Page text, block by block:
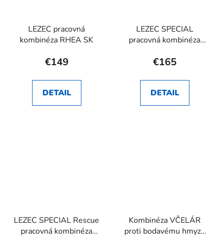
LEZEC pracovná
kombinéza RHEA SK
€149
DETAIL
LEZEC SPECIAL
pracovná kombinéza
€165
DETAIL
LEZEC SPECIAL Rescue
pracovná kombinéza
Kombinéza VČELÁR
proti bodavému hmyzu